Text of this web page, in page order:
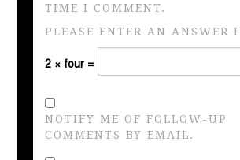
TIME I COMMENT.
PLEASE ENTER AN ANSWER
2 × four =
NOTIFY ME OF FOLLOW-UP
COMMENTS BY EMAIL.